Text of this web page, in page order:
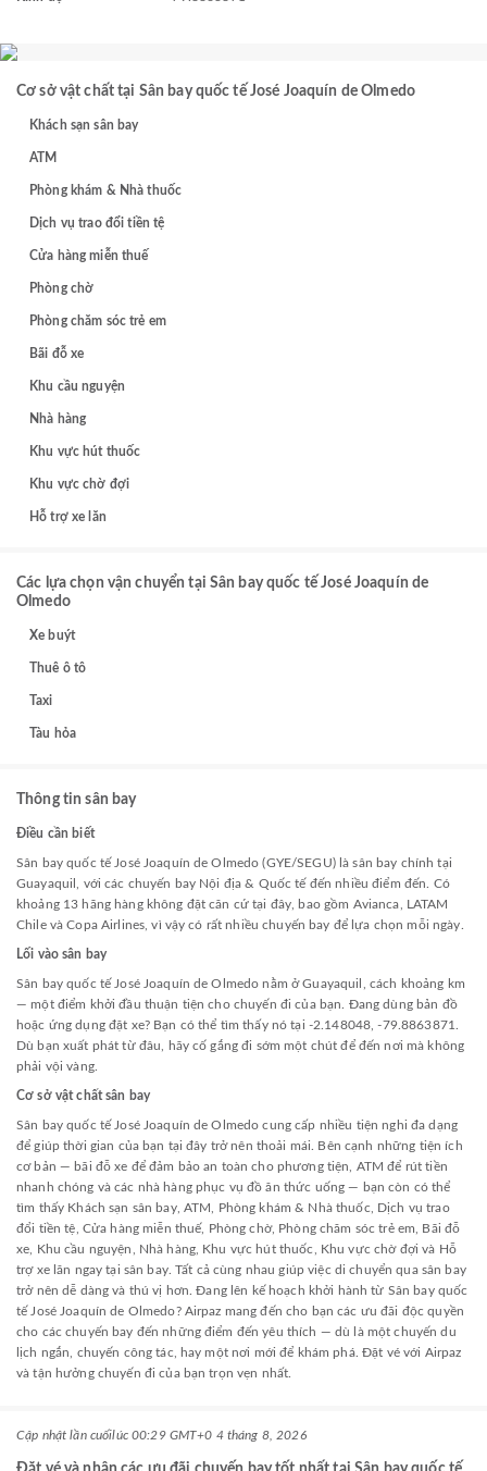
Cơ sở vật chất tại Sân bay quốc tế José Joaquín de Olmedo
Khách sạn sân bay
ATM
Phòng khám & Nhà thuốc
Dịch vụ trao đổi tiền tệ
Cửa hàng miễn thuế
Phòng chờ
Phòng chăm sóc trẻ em
Bãi đỗ xe
Khu cầu nguyện
Nhà hàng
Khu vực hút thuốc
Khu vực chờ đợi
Hỗ trợ xe lăn
Các lựa chọn vận chuyển tại Sân bay quốc tế José Joaquín de
Olmedo
Xe buýt
Thuê ô tô
Taxi
Tàu hỏa
Thông tin sân bay
Điều cần biết
Sân bay quốc tế José Joaquín de Olmedo (GYE/SEGU) là sân bay chính tại
Guayaquil, với các chuyến bay Nội địa & Quốc tế đến nhiều điểm đến. Có
khoảng 13 hãng hàng không đặt căn cứ tại đây, bao gồm Avianca, LATAM
Chile và Copa Airlines, vì vậy có rất nhiều chuyến bay để lựa chọn mỗi ngày.
Lối vào sân bay
Sân bay quốc tế José Joaquín de Olmedo nằm ở Guayaquil, cách khoảng km
— một điểm khởi đầu thuận tiện cho chuyến đi của bạn. Đang dùng bản đồ
hoặc ứng dụng đặt xe? Bạn có thể tìm thấy nó tại -2.148048, -79.8863871.
Dù bạn xuất phát từ đâu, hãy cố gắng đi sớm một chút để đến nơi mà không
phải vội vàng.
Cơ sở vật chất sân bay
Sân bay quốc tế José Joaquín de Olmedo cung cấp nhiều tiện nghi đa dạng
để giúp thời gian của bạn tại đây trở nên thoải mái. Bên cạnh những tiện ích
cơ bản — bãi đỗ xe để đảm bảo an toàn cho phương tiện, ATM để rút tiền
nhanh chóng và các nhà hàng phục vụ đồ ăn thức uống — bạn còn có thể
tìm thấy Khách sạn sân bay, ATM, Phòng khám & Nhà thuốc, Dịch vụ trao
đổi tiền tệ, Cửa hàng miễn thuế, Phòng chờ, Phòng chăm sóc trẻ em, Bãi đỗ
xe, Khu cầu nguyện, Nhà hàng, Khu vực hút thuốc, Khu vực chờ đợi và Hỗ
trợ xe lăn ngay tại sân bay. Tất cả cùng nhau giúp việc di chuyển qua sân bay
trở nên dễ dàng và thú vị hơn. Đang lên kế hoạch khởi hành từ Sân bay quốc
tế José Joaquín de Olmedo? Airpaz mang đến cho bạn các ưu đãi độc quyền
cho các chuyến bay đến những điểm đến yêu thích — dù là một chuyến du
lịch ngắn, chuyến công tác, hay một nơi mới để khám phá. Đặt vé với Airpaz
và tận hưởng chuyến đi của bạn trọn vẹn nhất.
Cập nhật lần cuốilúc 00:29 GMT+0 4 tháng 8, 2026